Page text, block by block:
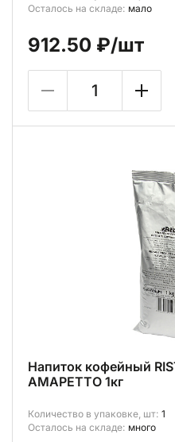
Осталось на складе: мало
912.50 ₽/шт
Напиток кофейный
АМАРЕТТО 1кг
Количество в упаковке, шт: 1
Осталось на складе: много